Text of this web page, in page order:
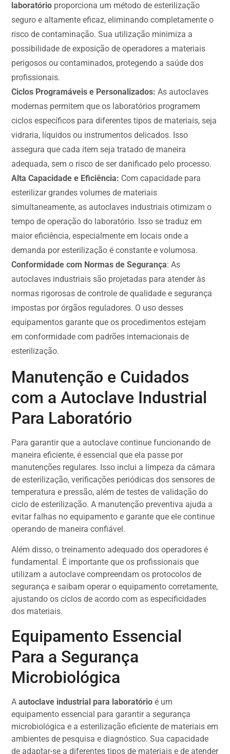
laboratório proporciona um método de esterilização
seguro e altamente eficaz, eliminando completamente o
risco de contaminação. Sua utilização minimiza a
possibilidade de exposição de operadores a materiais
perigosos ou contaminados, protegendo a saúde dos
profissionais.
Ciclos Programáveis e Personalizados: As autoclaves
modernas permitem que os laboratórios programem
ciclos específicos para diferentes tipos de materiais, seja
vidraria, líquidos ou instrumentos delicados. Isso
assegura que cada item seja tratado de maneira
adequada, sem o risco de ser danificado pelo processo.
Alta Capacidade e Eficiência: Com capacidade para
esterilizar grandes volumes de materiais
simultaneamente, as autoclaves industriais otimizam o
tempo de operação do laboratório. Isso se traduz em
maior eficiência, especialmente em locais onde a
demanda por esterilização é constante e volumosa.
Conformidade com Normas de Segurança: As
autoclaves industriais são projetadas para atender às
normas rigorosas de controle de qualidade e segurança
impostas por órgãos reguladores. O uso desses
equipamentos garante que os procedimentos estejam
em conformidade com padrões internacionais de
esterilização.
Manutenção e Cuidados
com a Autoclave Industrial
Para Laboratório
Para garantir que a autoclave continue funcionando de
maneira eficiente, é essencial que ela passe por
manutenções regulares. Isso inclui a limpeza da câmara
de esterilização, verificações periódicas dos sensores de
temperatura e pressão, além de testes de validação do
ciclo de esterilização. A manutenção preventiva ajuda a
evitar falhas no equipamento e garante que ele continue
operando de maneira confiável.
Além disso, o treinamento adequado dos operadores é
fundamental. É importante que os profissionais que
utilizam a autoclave compreendam os protocolos de
segurança e saibam operar o equipamento corretamente,
ajustando os ciclos de acordo com as especificidades
dos materiais.
Equipamento Essencial
Para a Segurança
Microbiológica
A autoclave industrial para laboratório é um
equipamento essencial para garantir a segurança
microbiológica e a esterilização eficiente de materiais em
ambientes de pesquisa e diagnóstico. Sua capacidade
de adaptar-se a diferentes tipos de materiais e de atender